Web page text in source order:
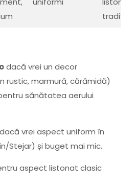
dacă vrei un decor
rustic, marmură, cărămidă)
sănătatea aerului
dacă vrei aspect uniform în
Stejar) și buget mai mic.
aspect listonat clasic